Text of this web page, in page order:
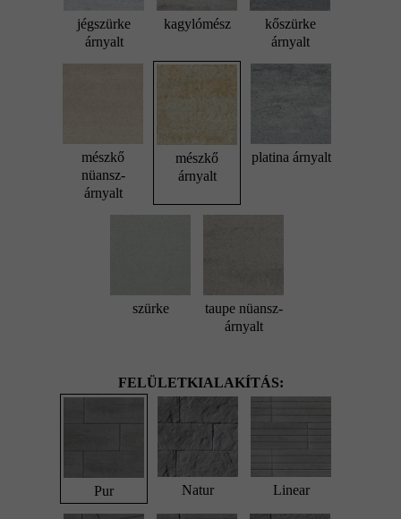
jégszürke
árnyalt
kagylómész
kőszürke
árnyalt
mészkő
nüansz-
árnyalt
mészkő
árnyalt
platina árnyalt
szürke
taupe nüansz-
árnyalt
FELÜLETKIALAKÍTÁS:
Pur Natur Linear